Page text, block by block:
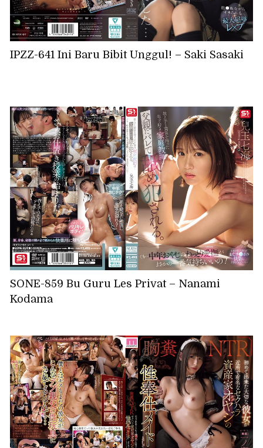
IPZZ-641 Ini Baru Bibit Unggul! – Saki Sasaki
SONE-859 Bu Guru Les Privat – Nanami
Kodama